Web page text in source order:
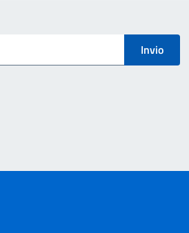
Invio